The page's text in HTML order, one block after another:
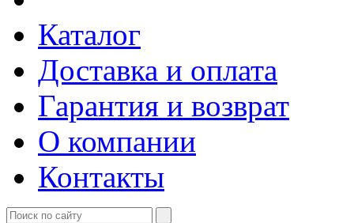
Каталог
Доставка и оплата
Гарантия и возврат
О компании
Контакты